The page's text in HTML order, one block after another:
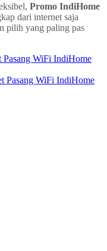
Promo IndiHome
dari internet saja
pilih yang paling pas
Pasang WiFi IndiHome
Pasang WiFi IndiHome